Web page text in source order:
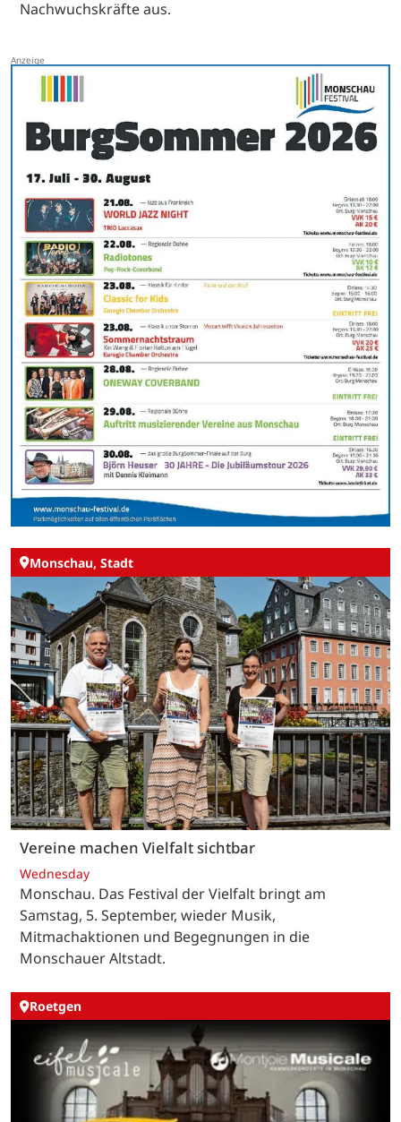
Nachwuchskräfte aus.
Monschau, Stadt
Vereine machen Vielfalt sichtbar
Wednesday
Monschau. Das Festival der Vielfalt bringt am
Samstag, 5. September, wieder Musik,
Mitmachaktionen und Begegnungen in die
Monschauer Altstadt.
Roetgen